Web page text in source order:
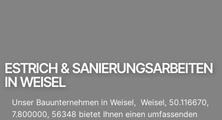
ESTRICH & SANIERUNGSARBEITEN
IN WEISEL
Unser Bauunternehmen in Weisel, Weisel, 50.116670,
7.800000, 56348 bietet Ihnen einen umfassenden